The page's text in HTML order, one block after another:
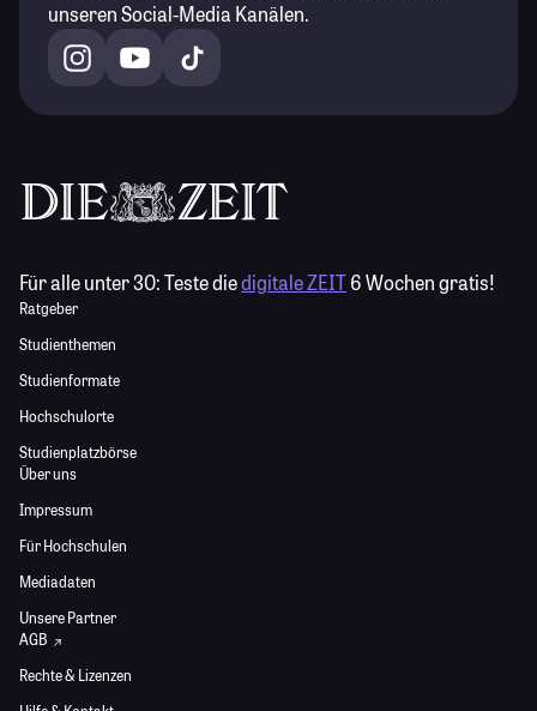
unseren Social-Media Kanälen.
Für alle unter 30:Teste diedigitale ZEIT6 Wochen gratis!
Ratgeber
Studienthemen
Studienformate
Hochschulorte
Studienplatzbörse
Über uns
Impressum
Für Hochschulen
Mediadaten
Unsere Partner
AGB
Rechte & Lizenzen